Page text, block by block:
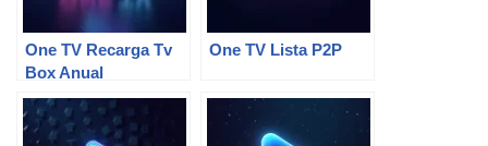
One TV Recarga Tv
Box Anual
One TV Lista P2P